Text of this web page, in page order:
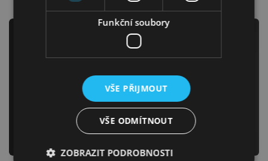
Odebírejte náš newsletter
a už nikdy Vám neunikne žádná novinka či akce!
odeslat
Funkční soubory
VŠE PŘIJMOUT
VŠE ODMÍTNOUT
ZOBRAZIT PODROBNOSTI